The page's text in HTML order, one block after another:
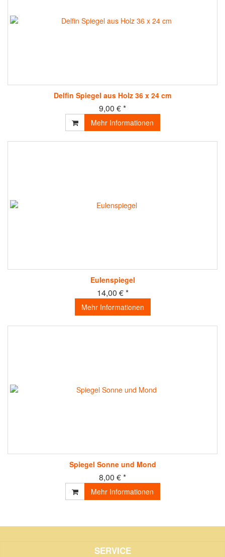
Delfin Spiegel aus Holz 36 x 24 cm
9,00 € *
Mehr Informationen
Eulenspiegel
14,00 € *
Mehr Informationen
Spiegel Sonne und Mond
8,00 € *
Mehr Informationen
SERVICE